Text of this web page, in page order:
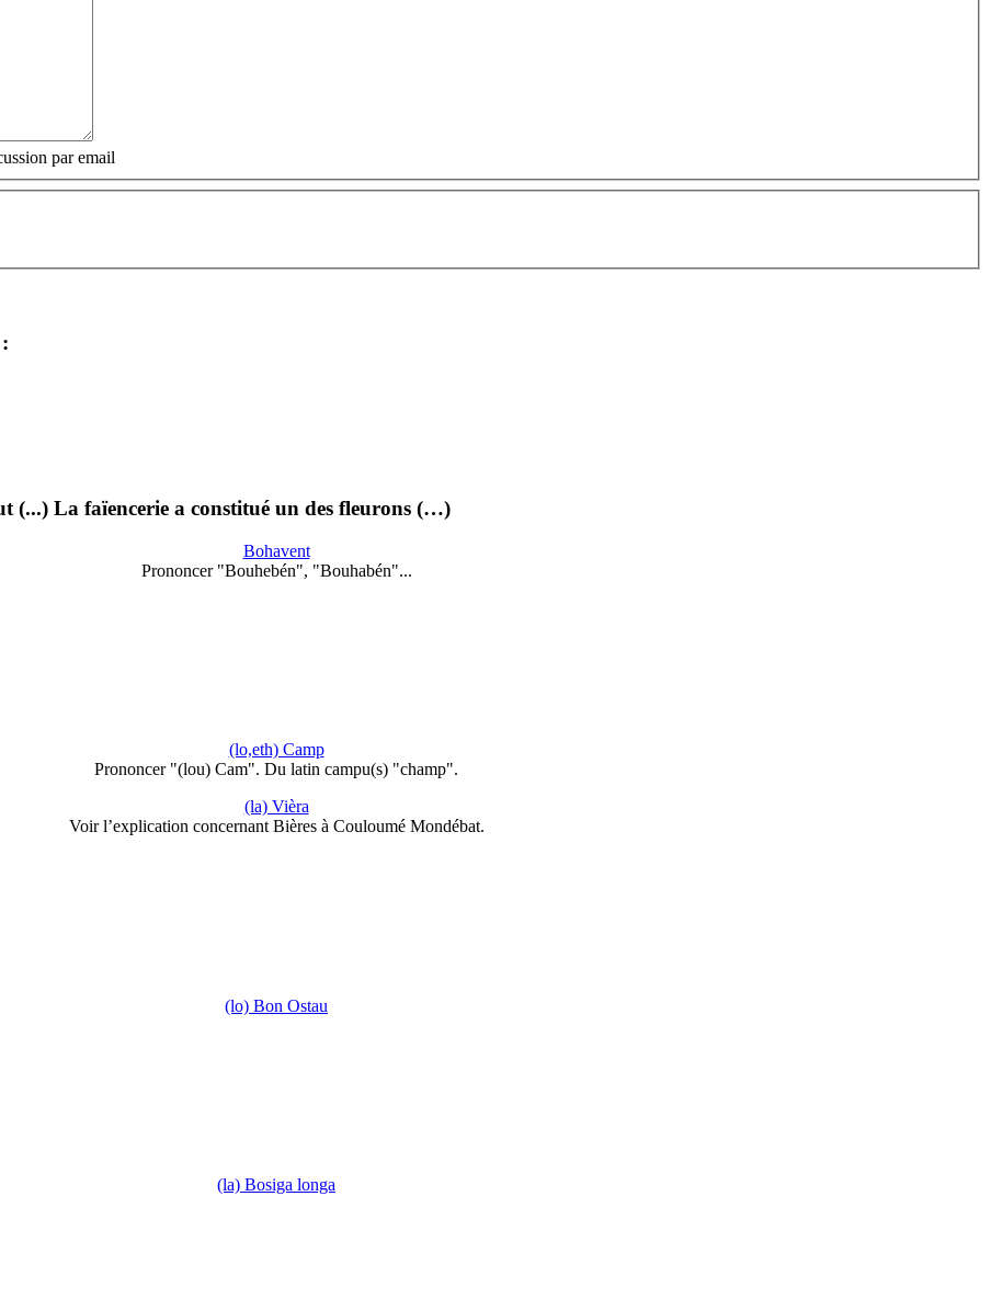
par email
(...) La faïencerie a constitué un des fleurons (…)
Bohavent
Prononcer "Bouhebén", "Bouhabén"...
(lo,eth) Camp
Prononcer "(lou) Cam". Du latin campu(s) "champ".
(la) Vièra
Voir l’explication concernant Bières à Couloumé Mondébat.
(lo) Bon Ostau
(la) Bosiga longa